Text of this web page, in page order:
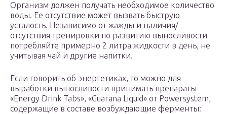
Организм должен получать необходимое количество
воды. Ее отсутствие может вызвать быструю
усталость. Независимо от жажды и наличия/
отсутствия тренировки по развитию выносливости
потребляйте примерно 2 литра жидкости в день, не
учитывая чай и другие напитки.
Если говорить об энергетиках, то можно для
выработки выносливости принимать препараты
«Energy Drink Tabs», «Guarana Liquid» от Powersystem,
содержащие в составе возбуждающие ферменты: